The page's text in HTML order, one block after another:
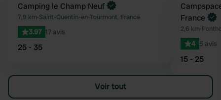
Préféré
Camping le Champ Neuf
7,9 km•Saint-Quentin-en-Tourmont, France
3.97 17 avis
25 - 35
Reserve
France
2,6 km•
4 5 avis
15 - 25
Voir tout